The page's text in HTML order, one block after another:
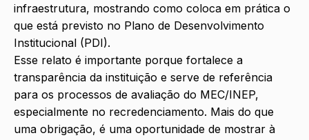
infraestrutura, mostrando como coloca em prática o
que está previsto no Plano de Desenvolvimento
Institucional (PDI).
Esse relato é importante porque fortalece a
transparência da instituição e serve de referência
para os processos de avaliação do MEC/INEP,
especialmente no recredenciamento. Mais do que
uma obrigação, é uma oportunidade de mostrar à